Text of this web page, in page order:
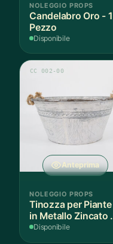
NOLEGGIO PROPS
Candelabro Oro - 1
Pezzo
Disponibile
Anteprima
CC 002-00
NOLEGGIO PROPS
Tinozza per Piante
in Metallo Zincato
1 Pezzo
Disponibile